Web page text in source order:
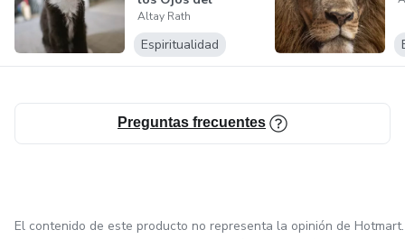
Corazón
Altay Rath
Espiritualidad
Preguntas frecuentes
El contenido de este producto no representa la opinión de Hotmart.